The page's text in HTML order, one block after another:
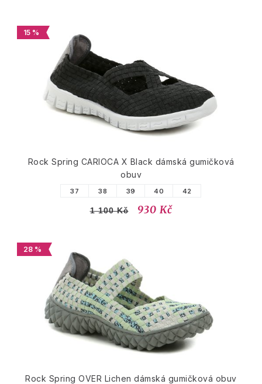
15 %
Rock Spring CARIOCA X Black dámská gumičková
obuv
37 38 39 40 42
1 100 Kč 930 Kč
28 %
Rock Spring OVER Lichen dámská gumičková obuv